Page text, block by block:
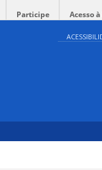
Participe Acesso